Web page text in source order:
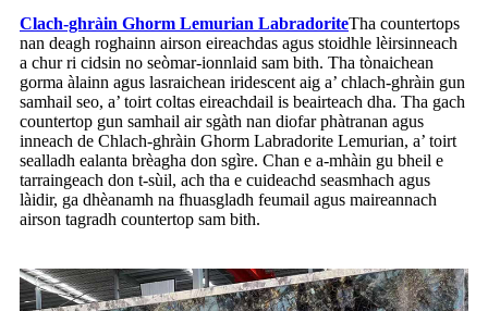
Clach-ghràin Ghorm Lemurian LabradoriteTha countertops
nan deagh roghainn airson eireachdas agus stoidhle lèirsinneach
a chur ri cidsin no seòmar-ionnlaid sam bith. Tha tònaichean
gorma àlainn agus lasraichean iridescent aig a’ chlach-ghràin gun
samhail seo, a’ toirt coltas eireachdail is beairteach dha. Tha gach
countertop gun samhail air sgàth nan diofar phàtranan agus
inneach de Chlach-ghràin Ghorm Labradorite Lemurian, a’ toirt
sealladh ealanta brèagha don sgìre. Chan e a-mhàin gu bheil e
tarraingeach don t-sùil, ach tha e cuideachd seasmhach agus
làidir, ga dhèanamh na fhuasgladh feumail agus maireannach
airson tagradh countertop sam bith.